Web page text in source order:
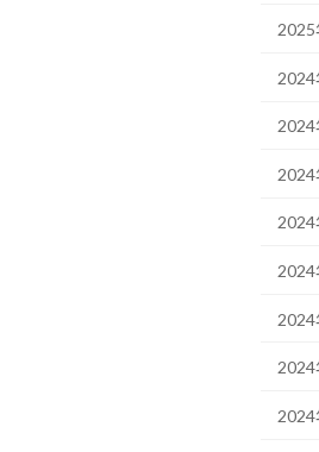
2025
2024
2024
2024
2024
2024
2024
2024
2024